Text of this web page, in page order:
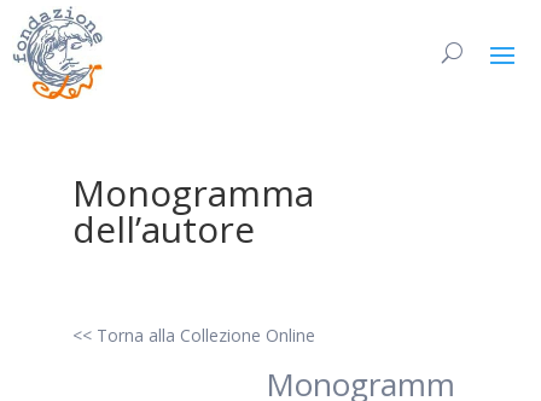
Monogramma
dell’autore
<< Torna alla Collezione Online
Monogramm